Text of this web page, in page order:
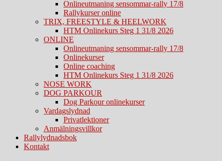
Onlineutmaning sensommar-rally 17/8
Rallykurser online
TRIX, FREESTYLE & HEELWORK
HTM Onlinekurs Steg 1 31/8 2026
ONLINE
Onlineutmaning sensommar-rally 17/8
Onlinekurser
Online coaching
HTM Onlinekurs Steg 1 31/8 2026
NOSE WORK
DOG PARKOUR
Dog Parkour onlinekurser
Vardagslydnad
Privatlektioner
Anmälningsvillkor
Rallylydnadsbok
Kontakt